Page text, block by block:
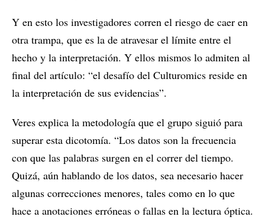
Y en esto los investigadores corren el riesgo de caer en
otra trampa, que es la de atravesar el límite entre el
hecho y la interpretación. Y ellos mismos lo admiten al
final del artículo: “el desafío del Culturomics reside en
la interpretación de sus evidencias”.
Veres explica la metodología que el grupo siguió para
superar esta dicotomía. “Los datos son la frecuencia
con que las palabras surgen en el correr del tiempo.
Quizá, aún hablando de los datos, sea necesario hacer
algunas correcciones menores, tales como en lo que
hace a anotaciones erróneas o fallas en la lectura óptica.